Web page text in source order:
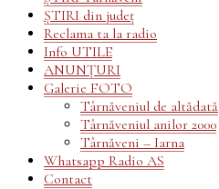
ȘTIRI din județ
Reclama ta la radio
Info UTILE
ANUNȚURI
Galerie FOTO
Târnăveniul de altădată
Târnăveniul anilor 2000
Târnăveni – Iarna
Whatsapp Radio AS
Contact